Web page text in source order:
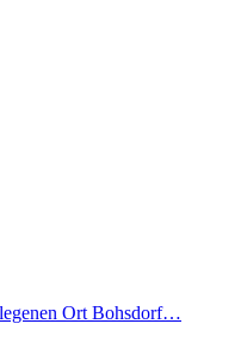
Ort Bohsdorf…